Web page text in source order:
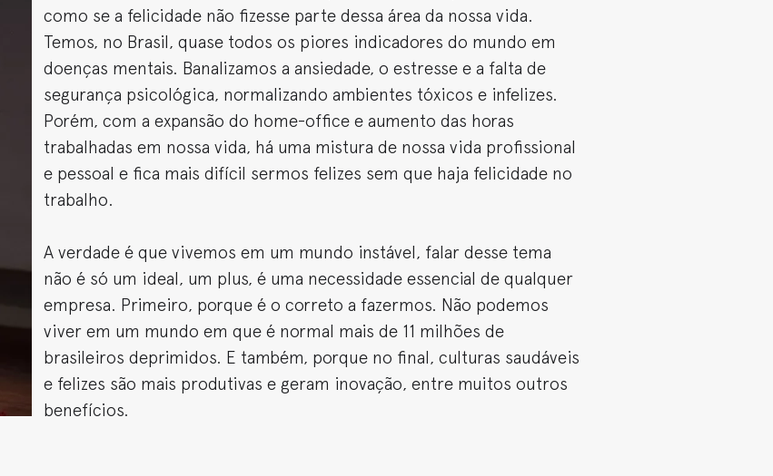
como se a felicidade não fizesse parte dessa área da nossa vida.
Temos, no Brasil, quase todos os piores indicadores do mundo em
doenças mentais. Banalizamos a ansiedade, o estresse e a falta de
segurança psicológica, normalizando ambientes tóxicos e infelizes.
Porém, com a expansão do home-office e aumento das horas
trabalhadas em nossa vida, há uma mistura de nossa vida profissional
e pessoal e fica mais difícil sermos felizes sem que haja felicidade no
trabalho.
A verdade é que vivemos em um mundo instável, falar desse tema
não é só um ideal, um plus, é uma necessidade essencial de qualquer
empresa. Primeiro, porque é o correto a fazermos. Não podemos
viver em um mundo em que é normal mais de 11 milhões de
brasileiros deprimidos. E também, porque no final, culturas saudáveis
e felizes são mais produtivas e geram inovação, entre muitos outros
benefícios.